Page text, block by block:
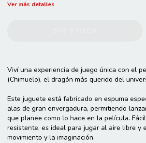
Ver más detalles
Viví una experiencia de juego única con el
(Chimuelo), el dragón más querido del
Este juguete está fabricado en espuma
alas de gran envergadura, permitiendo
que planee como lo hace en la película.
resistente, es ideal para jugar al aire libre y
movimiento y la imaginación.